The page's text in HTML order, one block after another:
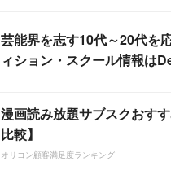
芸能界を志す10代～20代
ィション・スクール情報は
漫画読み放題サブスクおす
比較】
オリコン顧客満足度ランキング